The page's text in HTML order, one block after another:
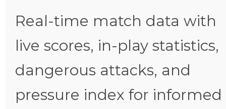
Real-time match data with
live scores, in-play statistics,
dangerous attacks, and
pressure index for informed